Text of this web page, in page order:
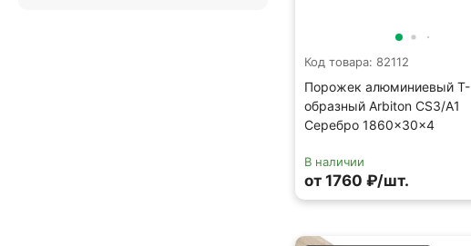
Код товара: 82112
Порожек алюминиевый Т-
образный Arbiton CS3/A1
Серебро 1860×30×4
В наличии
от 1760 ₽/шт.